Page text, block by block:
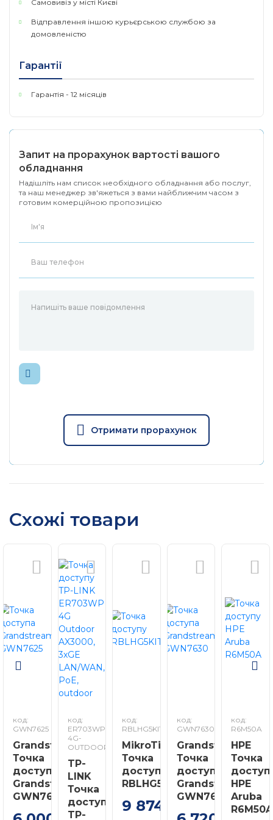
Ethernet
MIMO 2x2
Діапазон робочих
Посилення антени
Максимальне
енергоспоживання
6 Вт
Ширина променя
антени)
Робоча температура
Самовивіз у місті Києві
Відправлення іншою курьєрською службою за
домовленістю
Гарантії
Гарантія - 12 місяців
Запит на прорахунок вартості вашого
обладнання
Надішліть нам список необхідного обладнання або послуг,
та наш менеджер зв'яжеться з вами найближчим часом з
готовим комерційною пропозицією
Отримати прорахунок
Схожі товари
код:
GWN7625
Grandstream
Точка
доступа
Grandstream
GWN7625
код:
ER703WP-
4G-
OUTDOOR
TP-
LINK
Точка
доступу
TP-
код:
RBLHG5KIT
MikroTik
Точка
доступу
RBLHG5KIT
9 874
код:
GWN7630_1
Grandstream
Точка
доступа
Grandstream
GWN7630
код:
R6M50A
HPE
Точка
HPE
Aruba
R6M50A